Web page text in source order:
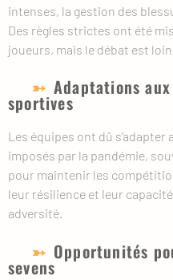
intenses, la gestion des
Des règles strictes ont été
joueurs, mais le débat est loin
Adaptations
sportives
Les équipes ont dû
imposés par la pandémie,
pour maintenir les
leur résilience et leur
adversité.
Opportunités
sevens